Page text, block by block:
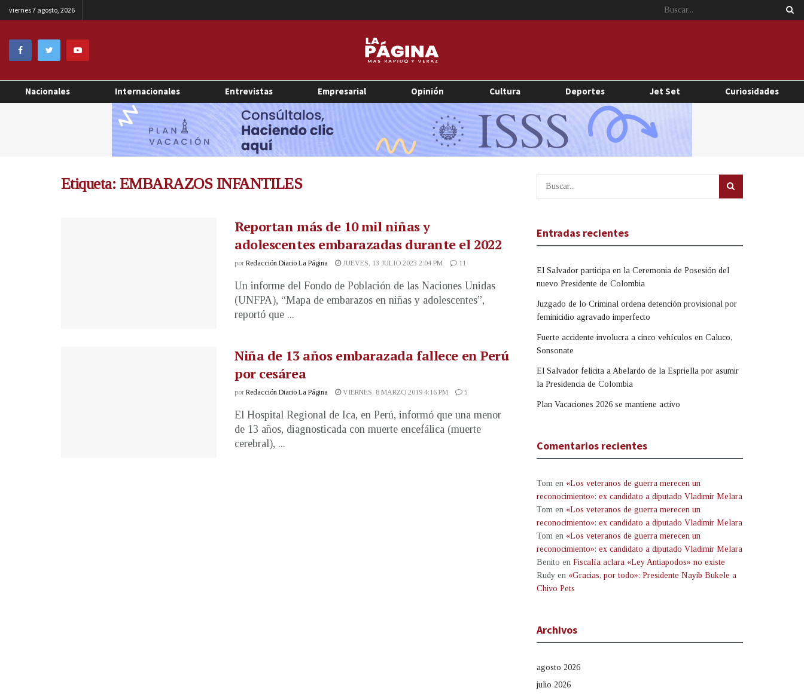
viernes 7 agosto, 2026
Nacionales Internacionales Entrevistas Empresarial Opinión Cultura Deportes Jet Set Curiosidades
Etiqueta: EMBARAZOS INFANTILES
Reportan más de 10 mil niñas y
adolescentes embarazadas durante el 2022
por Redacción Diario La Página JUEVES, 13 JULIO 2023 2:04 PM 11
Un informe del Fondo de Población de las Naciones Unidas
(UNFPA), “Mapa de embarazos en niñas y adolescentes”,
reportó que ...
Niña de 13 años embarazada fallece en Perú
por cesárea
por Redacción Diario La Página VIERNES, 8 MARZO 2019 4:16 PM 5
El Hospital Regional de Ica, en Perú, informó que una menor
de 13 años, diagnosticada con muerte encefálica (muerte
cerebral), ...
Entradas recientes
El Salvador participa en la Ceremonia de Posesión del
nuevo Presidente de Colombia
Juzgado de lo Criminal ordena detención provisional por
feminicidio agravado imperfecto
Fuerte accidente involucra a cinco vehículos en Caluco,
Sonsonate
El Salvador felicita a Abelardo de la Espriella por asumir
la Presidencia de Colombia
Plan Vacaciones 2026 se mantiene activo
Comentarios recientes
Tom en «Los veteranos de guerra merecen un
reconocimiento»: ex candidato a diputado Vladimir Melara
Tom en «Los veteranos de guerra merecen un
reconocimiento»: ex candidato a diputado Vladimir Melara
Tom en «Los veteranos de guerra merecen un
reconocimiento»: ex candidato a diputado Vladimir Melara
Benito en Fiscalía aclara «Ley Antiapodos» no existe
Rudy en «Gracias, por todo»: Presidente Nayib Bukele a
Chivo Pets
Archivos
agosto 2026
julio 2026